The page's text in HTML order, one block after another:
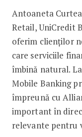
Antoaneta
Retail, UniCredit
oferim clienților
care serviciile
îmbină natural.
Mobile Banking
împreună cu
important în
relevante pentru